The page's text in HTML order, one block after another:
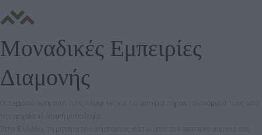
Μοναδικές Εμπειρίες
Διαμονής
Οι περισσότεροι από τους πλανήτες και τα αστέρια πήραν τα ονόματά τους από
την αρχαία ελληνική μυθολογία.
Στην Ελλάδα, τη μητέρα του σύμπαντος, κάτω από τον σκοτεινό ουρανό του